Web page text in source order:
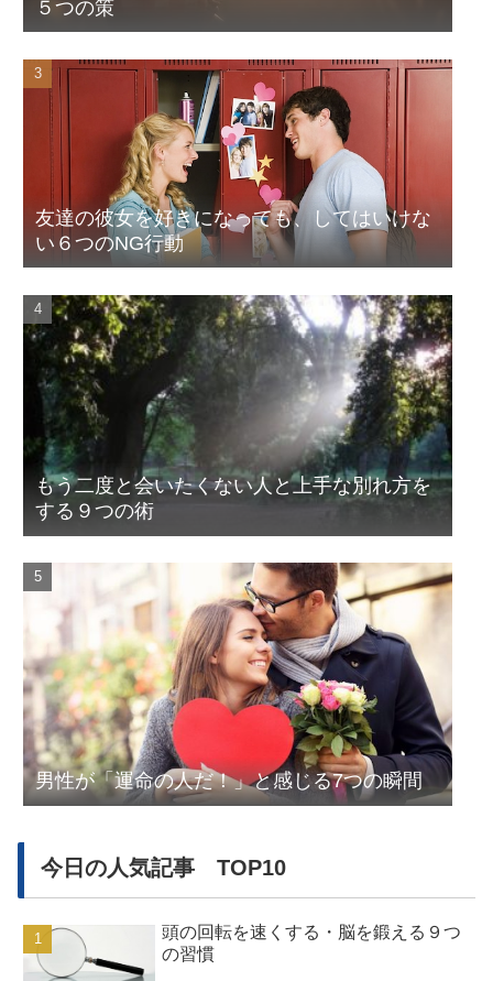
５つの策
友達の彼女を好きになっても、してはいけな
い６つのNG行動
もう二度と会いたくない人と上手な別れ方を
する９つの術
男性が「運命の人だ！」と感じる7つの瞬間
今日の人気記事 TOP10
頭の回転を速くする・脳を鍛える９つ
の習慣